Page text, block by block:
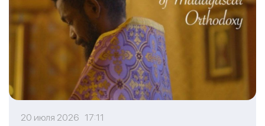
20 июля 2026 17:11